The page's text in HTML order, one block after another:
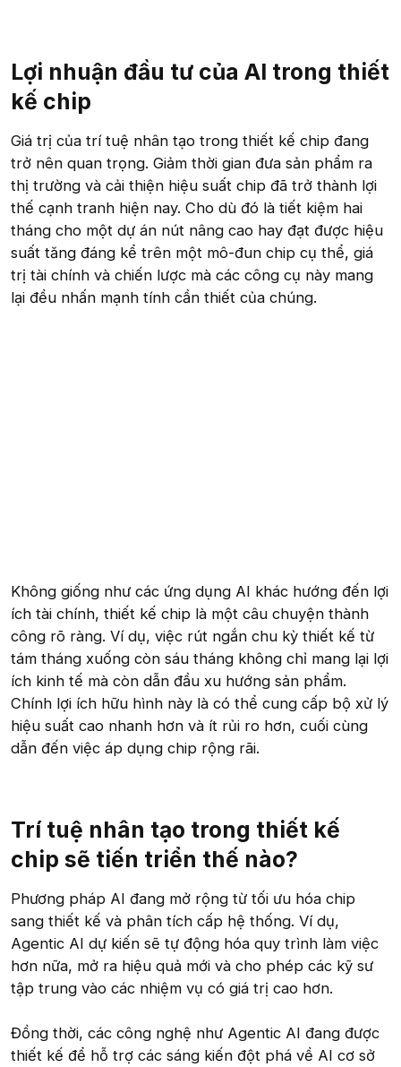
Lợi nhuận đầu tư của AI trong thiết
kế chip​
Giá trị của trí tuệ nhân tạo trong thiết kế chip đang
trở nên quan trọng. Giảm thời gian đưa sản phẩm ra
thị trường và cải thiện hiệu suất chip đã trở thành lợi
thế cạnh tranh hiện nay. Cho dù đó là tiết kiệm hai
tháng cho một dự án nút nâng cao hay đạt được hiệu
suất tăng đáng kể trên một mô-đun chip cụ thể, giá
trị tài chính và chiến lược mà các công cụ này mang
lại đều nhấn mạnh tính cần thiết của chúng.
Không giống như các ứng dụng AI khác hướng đến lợi
ích tài chính, thiết kế chip là một câu chuyện thành
công rõ ràng. Ví dụ, việc rút ngắn chu kỳ thiết kế từ
tám tháng xuống còn sáu tháng không chỉ mang lại lợi
ích kinh tế mà còn dẫn đầu xu hướng sản phẩm.
Chính lợi ích hữu hình này là có thể cung cấp bộ xử lý
hiệu suất cao nhanh hơn và ít rủi ro hơn, cuối cùng
dẫn đến việc áp dụng chip rộng rãi.
Trí tuệ nhân tạo trong thiết kế
chip sẽ tiến triển thế nào?​
Phương pháp AI đang mở rộng từ tối ưu hóa chip
sang thiết kế và phân tích cấp hệ thống. Ví dụ,
Agentic AI dự kiến sẽ tự động hóa quy trình làm việc
hơn nữa, mở ra hiệu quả mới và cho phép các kỹ sư
tập trung vào các nhiệm vụ có giá trị cao hơn.
Đồng thời, các công nghệ như Agentic AI đang được
thiết kế để hỗ trợ các sáng kiến đột phá về AI cơ sở